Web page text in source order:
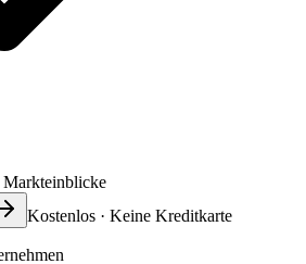
Markteinblicke
Kostenlos · Keine Kreditkarte